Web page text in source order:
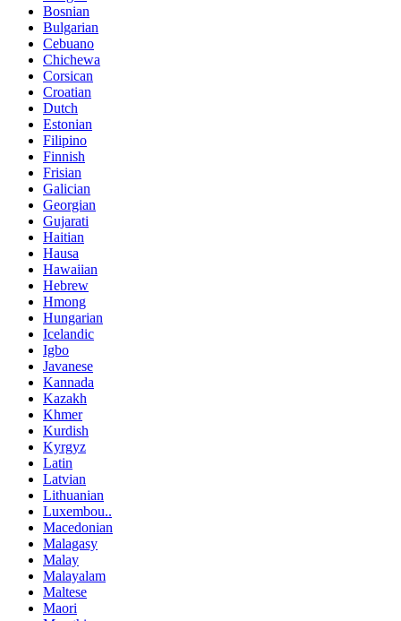
Bosnian
Bulgarian
Cebuano
Chichewa
Corsican
Croatian
Dutch
Estonian
Filipino
Finnish
Frisian
Galician
Georgian
Gujarati
Haitian
Hausa
Hawaiian
Hebrew
Hmong
Hungarian
Icelandic
Igbo
Javanese
Kannada
Kazakh
Khmer
Kurdish
Kyrgyz
Latin
Latvian
Lithuanian
Luxembou..
Macedonian
Malagasy
Malay
Malayalam
Maltese
Maori